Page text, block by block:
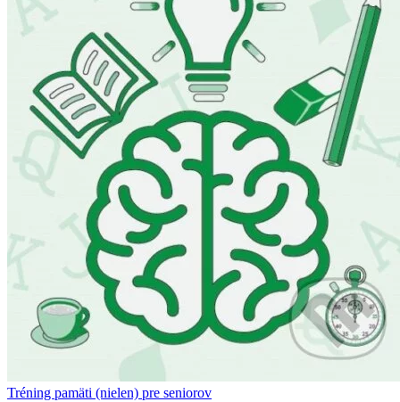
Tréning pamäti (nielen) pre seniorov